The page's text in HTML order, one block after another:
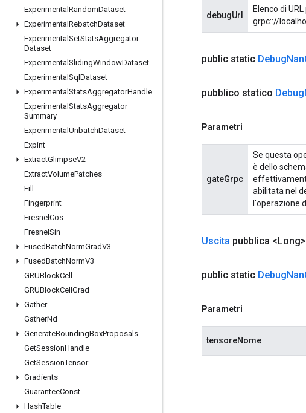
Experimental RandomDataset
Experimental RebatchDataset
Experimental SetStatsAggregator
Dataset
Experimental SlidingWindowDataset
Experimental Sql Dataset
Experimental StatsAggregatorHandle
Experimental StatsAggregator
Summary
Experimental UnbatchDataset
Expint
ExtractGlimpseV2
ExtractVolumePatches
Fill
Fingerprint
Fresnel Cos
Fresnel Sin
FusedBatchNormGradV3
FusedBatchNormV3
GRUBlockCell
GRUBlockCell Grad
Gather
GatherNd
GenerateBoundingBoxProposals
GetSessionHandle
GetSessionTensor
Gradients
GuaranteeConst
HashTable
debugUrl
Elenco di
grpc:://
public static DebugNan
pubblico statico Debug
Parametri
gateGrpc
Se questa
è dello
abilitata nel
l'operazione
Uscita pubblica <Long>
public static DebugNan
Parametri
tensoreNome